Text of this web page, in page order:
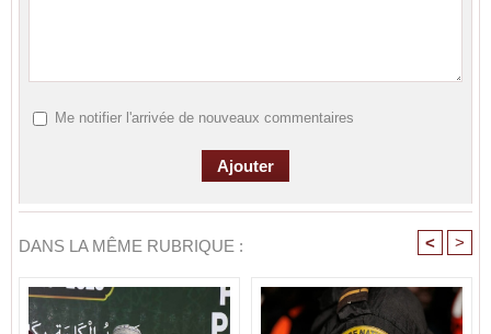
Me notifier l'arrivée de nouveaux commentaires
DANS LA MÊME RUBRIQUE : < >